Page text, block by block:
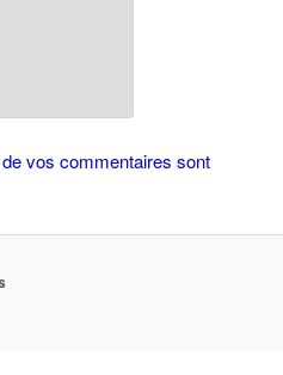
vos commentaires sont